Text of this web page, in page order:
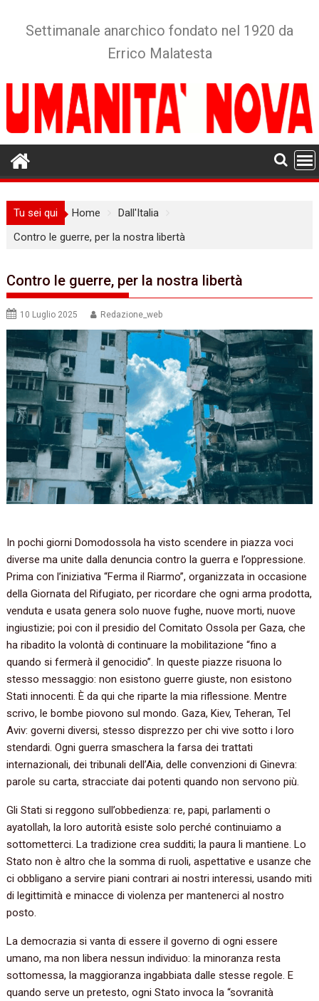
Settimanale anarchico fondato nel 1920 da
Errico Malatesta
Tu sei qui Home
Dall'Italia
Contro le guerre, per la nostra libertà
Contro le guerre, per la nostra libertà
10 Luglio 2025 Redazione_web
In pochi giorni Domodossola ha visto scendere in piazza voci
diverse ma unite dalla denuncia contro la guerra e l’oppressione.
Prima con l’iniziativa “Ferma il Riarmo”, organizzata in occasione
della Giornata del Rifugiato, per ricordare che ogni arma prodotta,
venduta e usata genera solo nuove fughe, nuove morti, nuove
ingiustizie; poi con il presidio del Comitato Ossola per Gaza, che
ha ribadito la volontà di continuare la mobilitazione “fino a
quando si fermerà il genocidio”. In queste piazze risuona lo
stesso messaggio: non esistono guerre giuste, non esistono
Stati innocenti. È da qui che riparte la mia riflessione. Mentre
scrivo, le bombe piovono sul mondo. Gaza, Kiev, Teheran, Tel
Aviv: governi diversi, stesso disprezzo per chi vive sotto i loro
stendardi. Ogni guerra smaschera la farsa dei trattati
internazionali, dei tribunali dell’Aia, delle convenzioni di Ginevra:
parole su carta, stracciate dai potenti quando non servono più.
Gli Stati si reggono sull’obbedienza: re, papi, parlamenti o
ayatollah, la loro autorità esiste solo perché continuiamo a
sottometterci. La tradizione crea sudditi; la paura li mantiene. Lo
Stato non è altro che la somma di ruoli, aspettative e usanze che
ci obbligano a servire piani contrari ai nostri interessi, usando miti
di legittimità e minacce di violenza per mantenerci al nostro
posto.
La democrazia si vanta di essere il governo di ogni essere
umano, ma non libera nessun individuo: la minoranza resta
sottomessa, la maggioranza ingabbiata dalle stesse regole. E
quando serve un pretesto, ogni Stato invoca la “sovranità